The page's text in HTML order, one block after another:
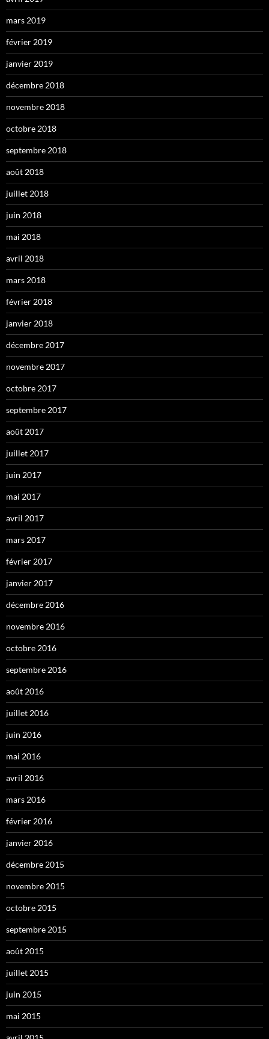
mars 2019
février 2019
janvier 2019
décembre 2018
novembre 2018
octobre 2018
septembre 2018
août 2018
juillet 2018
juin 2018
mai 2018
avril 2018
mars 2018
février 2018
janvier 2018
décembre 2017
novembre 2017
octobre 2017
septembre 2017
août 2017
juillet 2017
juin 2017
mai 2017
avril 2017
mars 2017
février 2017
janvier 2017
décembre 2016
novembre 2016
octobre 2016
septembre 2016
août 2016
juillet 2016
juin 2016
mai 2016
avril 2016
mars 2016
février 2016
janvier 2016
décembre 2015
novembre 2015
octobre 2015
septembre 2015
août 2015
juillet 2015
juin 2015
mai 2015